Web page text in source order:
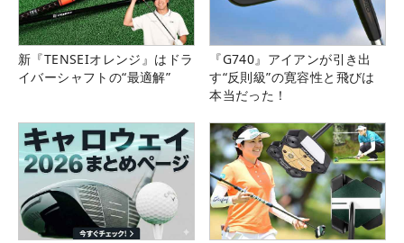
新『TENSEIオレンジ』はドラ
イバーシャフトの“最適解”
『G740』アイアンが引き出
す“反則級”の寛容性と飛びは
本当だった！